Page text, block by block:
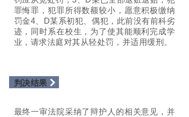
罪悔罪，犯罪所得数额较小，愿意积极缴纳
罚金4、D某系初犯、偶犯，此前没有前科劣
迹，同时系在校生，为了使其能顺利完成学
业，请求法庭对其从轻处罚，并适用缓刑。
判决结果
最终一审法院采纳了辩护人的相关意见，并